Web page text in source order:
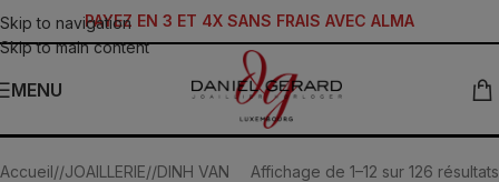
Skip to navigation
Skip to main content
PAYEZ EN 3 ET 4X SANS FRAIS AVEC ALMA
MENU Menottes
Accueil/ JOAILLERIE/ DINH VAN Affichage de 1–12 sur 126 résultats